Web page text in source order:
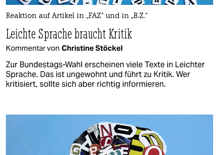
Reaktion auf Artikel in „FAZ“ und in „B.Z.“
Leichte Sprache braucht Kritik
Kommentar von Christine Stöckel
Zur Bundestags-Wahl erscheinen viele Texte in Leichter
Sprache. Das ist ungewohnt und führt zu Kritik. Wer
kritisiert, sollte sich aber richtig informieren.